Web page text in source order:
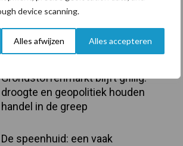
device scanning.
Alles afwijzen Alles accepteren
Partner nieuws
Grondstoffenmarkt blijft grillig:
droogte en geopolitiek houden
handel in de greep
De speenhuid: een vaak